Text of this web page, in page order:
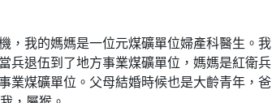
，我的媽媽是一位元煤礦單位婦產科醫生。我
兵退伍到了地方事業煤礦單位，媽媽是紅衛兵
業煤礦單位。父母結婚時候也是大齡青年，爸